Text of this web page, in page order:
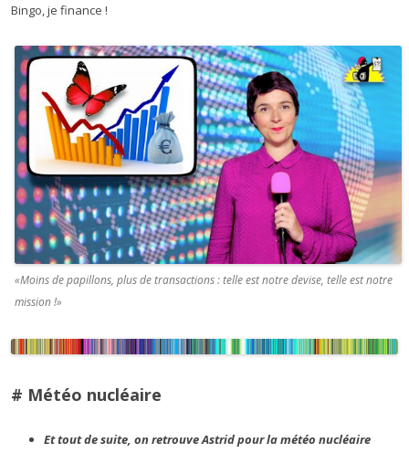
Bingo, je finance !
«Moins de papillons, plus de transactions : telle est notre devise, telle est notre
mission !»
# Météo nucléaire
Et tout de suite, on retrouve Astrid pour la météo nucléaire